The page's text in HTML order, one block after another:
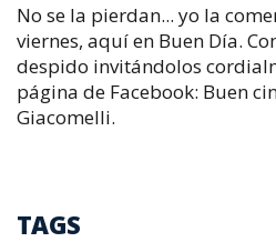
No se la pierdan... yo la
viernes, aquí en Buen Día.
despido invitándolos
página de Facebook: Buen
Giacomelli.
TAGS